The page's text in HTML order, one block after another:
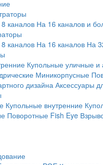
каналов На 16 каналов и
каналов На 16 каналов На
Купольные уличные и
Миникорпусные
дизайна Аксессуары
Купольные внутренние
Поворотные Fish Eye